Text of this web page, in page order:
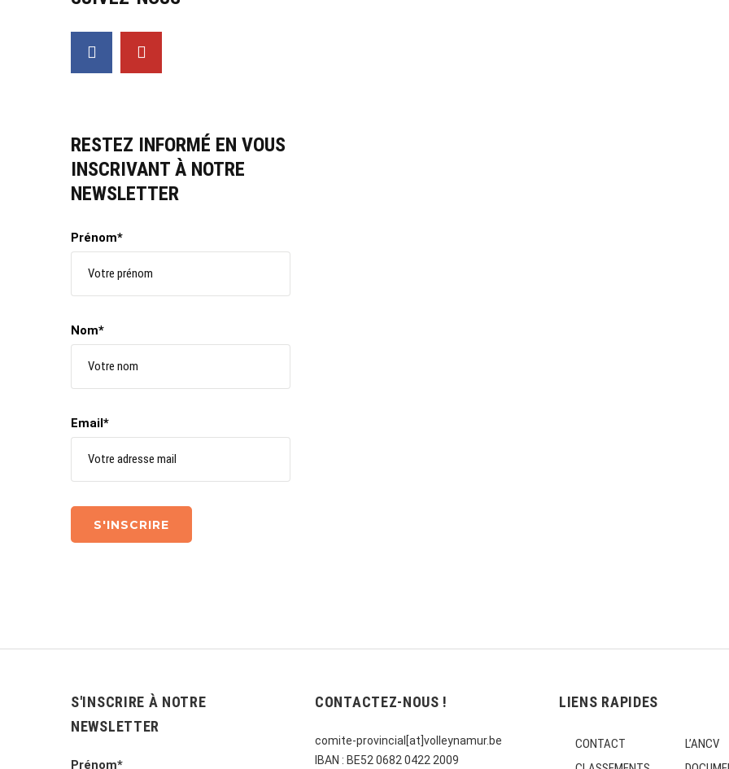
RESTEZ INFORMÉ EN VOUS
INSCRIVANT À NOTRE
NEWSLETTER
Prénom*
Nom*
Email*
S'INSCRIRE À NOTRE
NEWSLETTER
Prénom*
CONTACTEZ-NOUS !
comite-provincial[at]volleynamur.be
IBAN : BE52 0682 0422 2009
LIENS RAPIDES
CONTACT
L’ANCV